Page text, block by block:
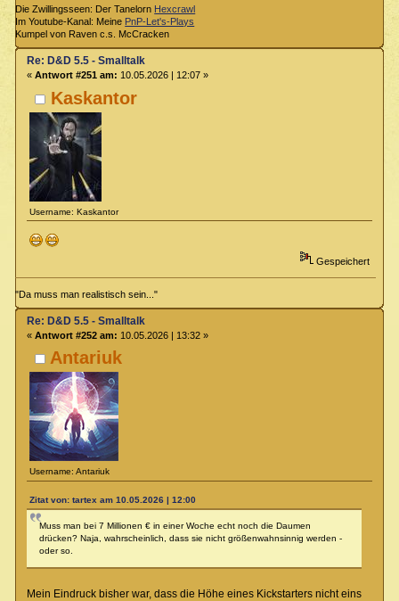
Die Zwillingsseen: Der Tanelorn Hexcrawl
Im Youtube-Kanal: Meine PnP-Let's-Plays
Kumpel von Raven c.s. McCracken
Kaskantor
Username: Kaskantor
Re: D&D 5.5 - Smalltalk
« Antwort #251 am: 10.05.2026 | 12:07 »
Gespeichert
"Da muss man realistisch sein..."
Antariuk
Username: Antariuk
Re: D&D 5.5 - Smalltalk
« Antwort #252 am: 10.05.2026 | 13:32 »
Zitat von: tartex am 10.05.2026 | 12:00
Muss man bei 7 Millionen € in einer Woche echt noch die Daumen
drücken? Naja, wahrscheinlich, dass sie nicht größenwahnsinnig werden -
oder so.
Mein Eindruck bisher war, dass die Höhe eines Kickstarters nicht eins